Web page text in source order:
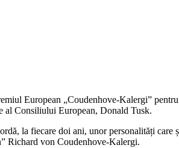
European „Coudenhove-Kalergi”
al Consiliului European, Donald Tusk.
la fiecare doi ani, unor personalități
Richard von Coudenhove-Kalergi.